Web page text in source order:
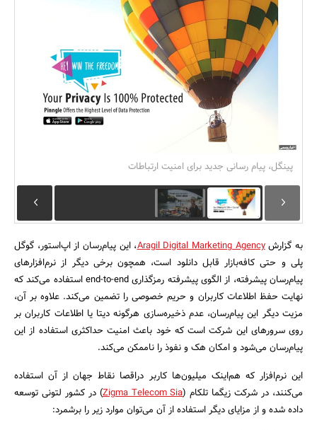
مسکن و ساختمان
جستجو
پینگل، پیام رسانی جدید برای امنیت ارتباطات
به گزارشAragil Digital Marketing Agency، این پیام‌رسان از اپ‌استور، گوگل
پلی و حتی کافه‌بازار قابل دانلود است، همچون برخی دیگر از نرم‌افزارهای
پیام‌رسان پیشرفته، از الگوی پیشرفته رمزگذاری end-to-end استفاده می‌کند که
نهایت حفظ اطلاعات کاربران و حریم خصوصی را تضمین می‌کند. علاوه بر آن،
مزیت دیگر این پیام‌رسان، عدم ذخیره‌سازی هرگونه دیتا یا اطلاعات کاربران بر
روی سرورهای این شرکت است که خود باعث امنیت حداکثری استفاده از این
پیام‌رسان می‌شود و امکان هک و نفوذ را ناممکن می‌کند.
این نرم‌افزار که هم‌اینک میلیون‌ها کاربر دراقصا نقاط جهان از آن استفاده
می‌کنند، در شرکت زیگما تلکام (Zigma Telecom Sia) در کشور لتونی توسعه
داده شده و از مزایای دیگر استفاده از آن می‌توان موارد زیر را برشمرد: